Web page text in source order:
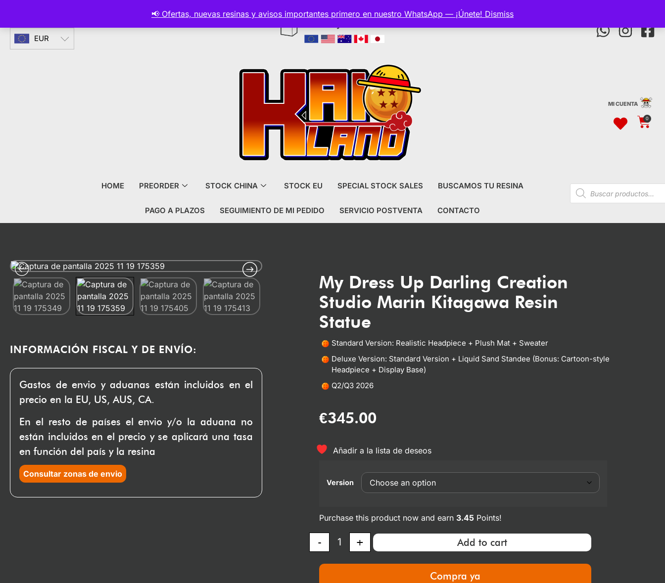
📢 Ofertas, nuevas resinas y avisos importantes primero en nuestro WhatsApp — ¡Únete! Dismiss
EUR
MI CUENTA
0
HOME PREORDER STOCK CHINA STOCK EU SPECIAL STOCK SALES BUSCAMOS TU RESINA
PAGO A PLAZOS SEGUIMIENTO DE MI PEDIDO SERVICIO POSTVENTA CONTACTO
INFORMACIÓN FISCAL Y DE ENVÍO:
Gastos de envio y aduanas están incluidos en el
precio en la EU, US, AUS, CA.
En el resto de países el envio y/o la aduana no
están incluidos en el precio y se aplicará una tasa
en función del país y la resina
Consultar zonas de envio
My Dress Up Darling Creation
Studio Marin Kitagawa Resin
Statue
Standard Version: Realistic Headpiece + Plush Mat + Sweater
Deluxe Version: Standard Version + Liquid Sand Standee (Bonus: Cartoon-style
Headpiece + Display Base)
Q2/Q3 2026
€345.00
Añadir a la lista de deseos
Version
Purchase this product now and earn 3.45 Points!
- + Add to cart
Compra ya